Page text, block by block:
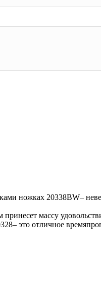
ножках 20338BW–
массу
– это отличное